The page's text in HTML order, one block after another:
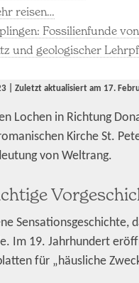
reisen…
Fossilienfunde
und geologischer
| Zuletzt aktualisiert am 17.
Lochen in Richtung
Kirche St.
von Weltrang.
Im 19. Jahrhundert
für „häusliche